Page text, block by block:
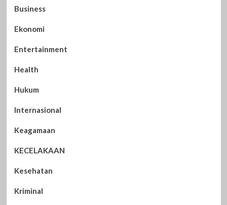
Business
Ekonomi
Entertainment
Health
Hukum
Internasional
Keagamaan
KECELAKAAN
Kesehatan
Kriminal